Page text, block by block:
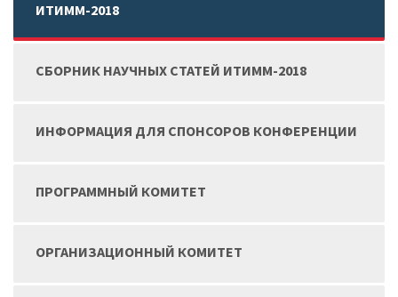
ИТИММ-2018
СБОРНИК НАУЧНЫХ СТАТЕЙ ИТИММ-2018
ИНФОРМАЦИЯ ДЛЯ СПОНСОРОВ КОНФЕРЕНЦИИ
ПРОГРАММНЫЙ КОМИТЕТ
ОРГАНИЗАЦИОННЫЙ КОМИТЕТ